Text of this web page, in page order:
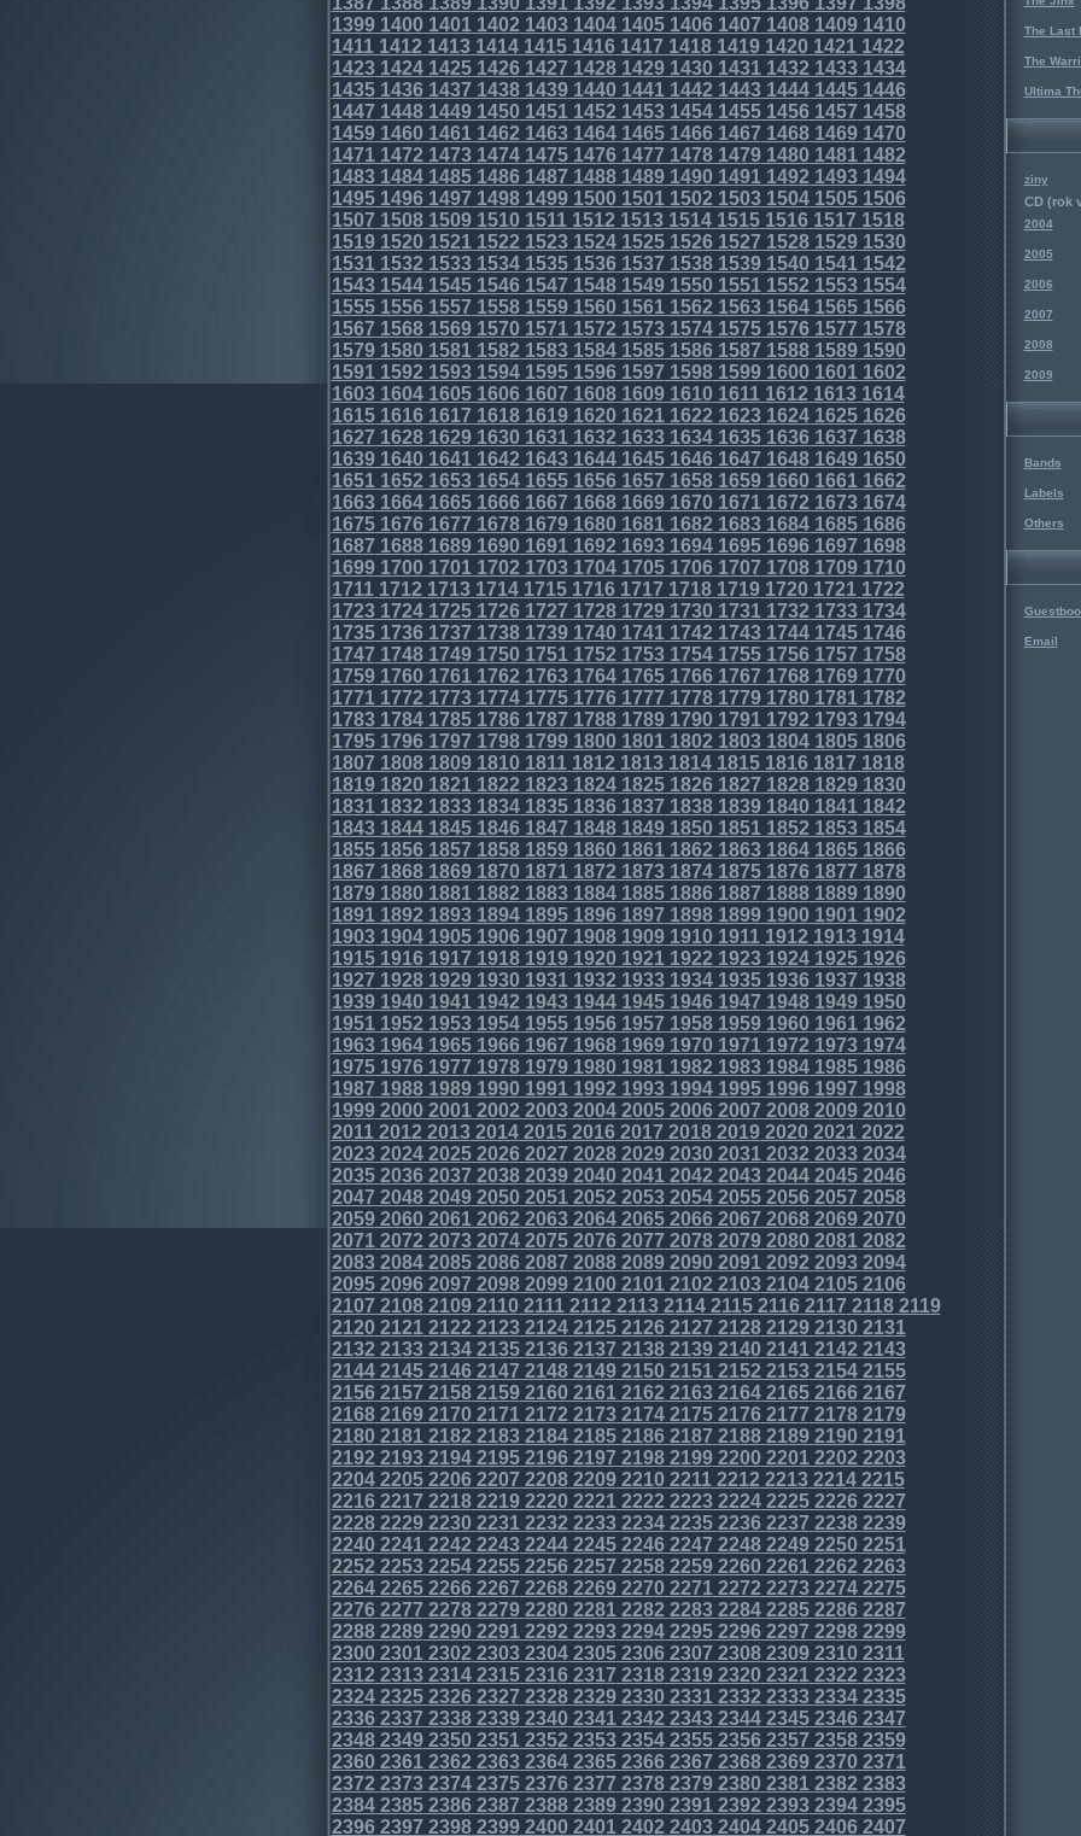
1399140014011402 14031404140514061407 140814091410
14111412 14131414141514161417 14181419142014211422
14231424142514261427 14281429143014311432 14331434
143514361437 14381439144014411442 1443144414451446
1447 14481449145014511452 14531454145514561457 1458
1459146014611462 14631464146514661467 146814691470
14711472 14731474147514761477 14781479148014811482
14831484148514861487 14881489149014911492 14931494
149514961497 14981499150015011502 1503150415051506
1507 15081509151015111512 15131514151515161517 1518
1519152015211522 15231524152515261527 152815291530
15311532 15331534153515361537 15381539154015411542
15431544154515461547 15481549155015511552 15531554
155515561557 15581559156015611562 1563156415651566
1567 15681569157015711572 15731574157515761577 1578
1579158015811582 15831584158515861587 158815891590
15911592 15931594159515961597 15981599160016011602
16031604160516061607 16081609161016111612 16131614
161516161617 16181619162016211622 1623162416251626
1627 16281629163016311632 16331634163516361637 1638
1639164016411642 16431644164516461647 164816491650
16511652 16531654165516561657 16581659166016611662
16631664166516661667 16681669167016711672 16731674
167516761677 16781679168016811682 1683168416851686
1687 16881689169016911692 16931694169516961697 1698
1699170017011702 17031704170517061707 170817091710
17111712 17131714171517161717 17181719172017211722
17231724172517261727 17281729173017311732 17331734
173517361737 17381739174017411742 1743174417451746
1747 17481749175017511752 17531754175517561757 1758
1759176017611762 17631764176517661767 176817691770
17711772 17731774177517761777 17781779178017811782
17831784178517861787 17881789179017911792 17931794
179517961797 17981799180018011802 1803180418051806
1807 18081809181018111812 18131814181518161817 1818
1819182018211822 18231824182518261827 182818291830
18311832 18331834183518361837 18381839184018411842
18431844184518461847 18481849185018511852 18531854
185518561857 18581859186018611862 1863186418651866
1867 18681869187018711872 18731874187518761877 1878
1879188018811882 18831884188518861887 188818891890
18911892 18931894189518961897 18981899190019011902
19031904190519061907 19081909191019111912 19131914
191519161917 19181919192019211922 1923192419251926
1927 19281929193019311932 19331934193519361937 1938
1939194019411942 19431944194519461947 194819491950
19511952 19531954195519561957 19581959196019611962
19631964196519661967 19681969197019711972 19731974
197519761977 19781979198019811982 1983198419851986
1987 19881989199019911992 19931994199519961997 1998
1999200020012002 20032004200520062007 200820092010
20112012 20132014201520162017 20182019202020212022
20232024202520262027 20282029203020312032 20332034
203520362037 20382039204020412042 2043204420452046
2047 20482049205020512052 20532054205520562057 2058
2059206020612062 20632064206520662067 206820692070
20712072 20732074207520762077 20782079208020812082
20832084208520862087 20882089209020912092 20932094
209520962097 20982099210021012102 2103210421052106
2107 21082109211021112112 21132114211521162117 21182119
212021212122 21232124212521262127 2128212921302131
2132 21332134213521362137 21382139214021412142 2143
2144214521462147 21482149215021512152 215321542155
21562157 21582159216021612162 21632164216521662167
21682169217021712172 21732174217521762177 21782179
218021812182 21832184218521862187 2188218921902191
2192 21932194219521962197 21982199220022012202 2203
2204220522062207 22082209221022112212 221322142215
22162217 22182219222022212222 22232224222522262227
22282229223022312232 22332234223522362237 22382239
224022412242 22432244224522462247 2248224922502251
2252 22532254225522562257 22582259226022612262 2263
2264226522662267 22682269227022712272 227322742275
22762277 22782279228022812282 22832284228522862287
22882289229022912292 22932294229522962297 22982299
230023012302 23032304230523062307 2308230923102311
2312 23132314231523162317 23182319232023212322 2323
2324232523262327 23282329233023312332 233323342335
23362337 23382339234023412342 23432344234523462347
23482349235023512352 23532354235523562357 23582359
236023612362 23632364236523662367 2368236923702371
2372 23732374237523762377 23782379238023812382 2383
2384238523862387 23882389239023912392 239323942395
23962397 23982399240024012402 24032404240524062407
The Last
The
Ultima
ziny
CD (rok
2004
2005
2006
2007
2008
2009
Bands
Labels
Others
Email